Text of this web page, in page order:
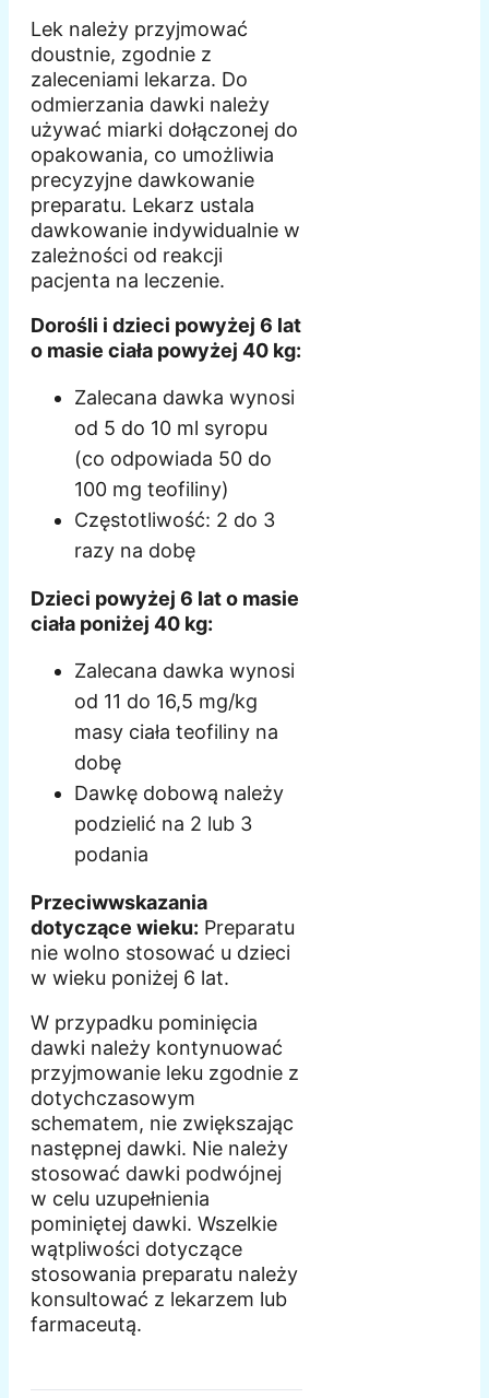
Lek należy przyjmować
doustnie, zgodnie z
zaleceniami lekarza. Do
odmierzania dawki należy
używać miarki dołączonej do
opakowania, co umożliwia
precyzyjne dawkowanie
preparatu. Lekarz ustala
dawkowanie indywidualnie w
zależności od reakcji
pacjenta na leczenie.
Dorośli i dzieci powyżej 6 lat
o masie ciała powyżej 40 kg:
Zalecana dawka wynosi
od 5 do 10 ml syropu
(co odpowiada 50 do
100 mg teofiliny)
Częstotliwość: 2 do 3
razy na dobę
Dzieci powyżej 6 lat o masie
ciała poniżej 40 kg:
Zalecana dawka wynosi
od 11 do 16,5 mg/kg
masy ciała teofiliny na
dobę
Dawkę dobową należy
podzielić na 2 lub 3
podania
Przeciwwskazania
dotyczące wieku: Preparatu
nie wolno stosować u dzieci
w wieku poniżej 6 lat.
W przypadku pominięcia
dawki należy kontynuować
przyjmowanie leku zgodnie z
dotychczasowym
schematem, nie zwiększając
następnej dawki. Nie należy
stosować dawki podwójnej
w celu uzupełnienia
pominiętej dawki. Wszelkie
wątpliwości dotyczące
stosowania preparatu należy
konsultować z lekarzem lub
farmaceutą.